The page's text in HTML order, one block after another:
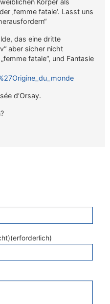
‚femme fatale‘. Lasst uns
das eine dritte
aber sicher nicht
fatale“, und Fantasie
d’Orsay.